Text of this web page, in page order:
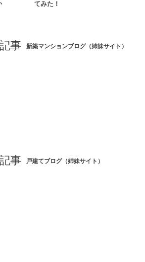
てみた！
事 新築マンションブログ（姉妹サイト）
事 戸建てブログ（姉妹サイト）